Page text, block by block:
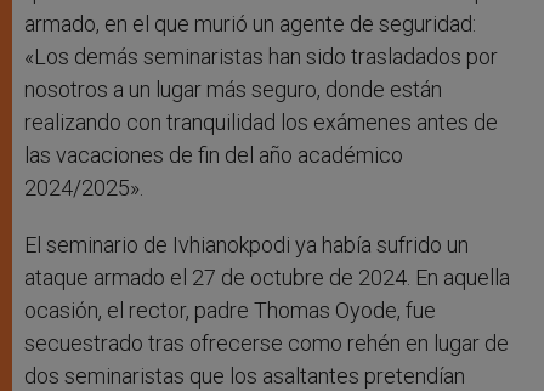
armado, en el que murió un agente de seguridad:
«Los demás seminaristas han sido trasladados por
nosotros a un lugar más seguro, donde están
realizando con tranquilidad los exámenes antes de
las vacaciones de fin del año académico
2024/2025».
El seminario de Ivhianokpodi ya había sufrido un
ataque armado el 27 de octubre de 2024. En aquella
ocasión, el rector, padre Thomas Oyode, fue
secuestrado tras ofrecerse como rehén en lugar de
dos seminaristas que los asaltantes pretendían